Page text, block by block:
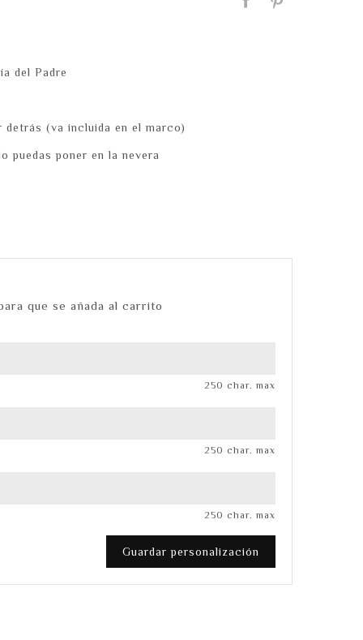
del Padre
(va incluida en el marco)
puedas poner en la nevera
que se añada al carrito
250 char. max
250 char. max
250 char. max
Guardar personalización